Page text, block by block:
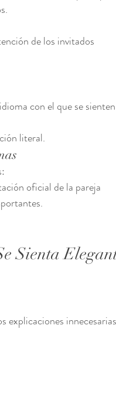
de los invitados
con el que se
literal.
oficial de la pareja
Sienta
explicaciones innecesarias